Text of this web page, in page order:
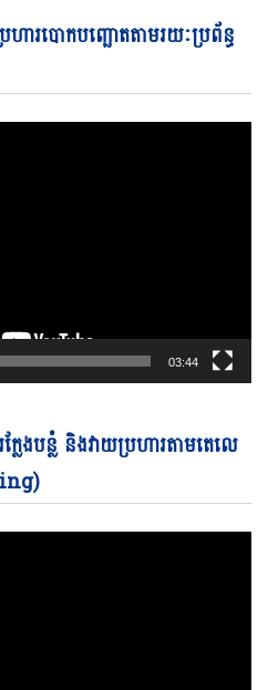
ហារបោកបញ្ឆោតតាមរយៈប្រព័ន្ធ
03:44
លែងបន្លំ និងវាយប្រហារតាមតេលេ